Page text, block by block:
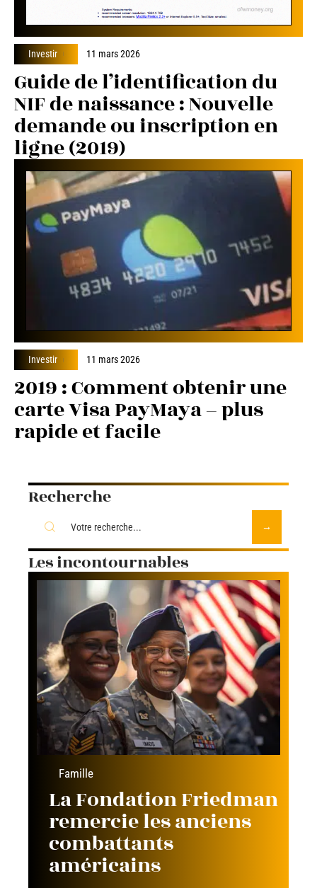
Investir 11 mars 2026
Guide de l’identification du
NIF de naissance : Nouvelle
demande ou inscription en
ligne (2019)
Investir 11 mars 2026
2019 : Comment obtenir une
carte Visa PayMaya – plus
rapide et facile
Recherche
Les incontournables
Famille
La Fondation Friedman
remercie les anciens
combattants
américains